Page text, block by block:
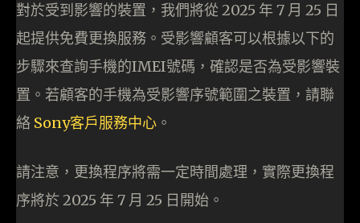
對於受到影響的裝置，我們將從 2025 年 7 月 25 日
起提供免費更換服務。受影響顧客可以根據以下的
步驟來查詢手機的IMEI號碼，確認是否為受影響裝
置。若顧客的手機為受影響序號範圍之裝置，請聯
絡 Sony客戶服務中心 。
請注意，更換程序將需一定時間處理，實際更換程
序將於 2025 年 7 月 25 日開始。